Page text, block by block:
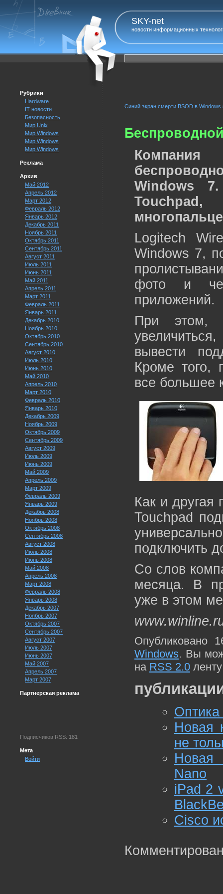
SKY-net
новости информационных
Рубрики
Hardware
IT новости
Безопасность
Мир Unix
Мир Windows
Мир Windows
Мир Windows
Реклама
Архив
Май 2012
Апрель 2012
Март 2012
Февраль 2012
Январь 2012
Декабрь 2011
Ноябрь 2011
Октябрь 2011
Сентябрь 2011
Август 2011
Июль 2011
Июнь 2011
Май 2011
Апрель 2011
Март 2011
Февраль 2011
Январь 2011
Декабрь 2010
Ноябрь 2010
Октябрь 2010
Сентябрь 2010
Август 2010
Июль 2010
Июнь 2010
Май 2010
Апрель 2010
Март 2010
Февраль 2010
Январь 2010
Декабрь 2009
Ноябрь 2009
Октябрь 2009
Сентябрь 2009
Август 2009
Июль 2009
Июнь 2009
Май 2009
Апрель 2009
Март 2009
Февраль 2009
Январь 2009
Декабрь 2008
Ноябрь 2008
Октябрь 2008
Сентябрь 2008
Август 2008
Июль 2008
Июнь 2008
Май 2008
Апрель 2008
Март 2008
Февраль 2008
Январь 2008
Декабрь 2007
Ноябрь 2007
Октябрь 2007
Сентябрь 2007
Август 2007
Июль 2007
Июнь 2007
Май 2007
Апрель 2007
Март 2007
Партнерская реклама
Подписчиков RSS: 181
Мета
Войти
Синий экран смерти BSOD в Windows
Компания
Windows 7.
Logitech
Windows 7,
фото и
приложений.
При этом,
вывести
Кроме того,
все большее
Как и
Touchpad
подключить
Со слов
месяца. В
уже в этом
Опубликовано
Windows. Вы
на RSS 2.0
Новая
не
Новая
Nano
iPad 2
Cisco